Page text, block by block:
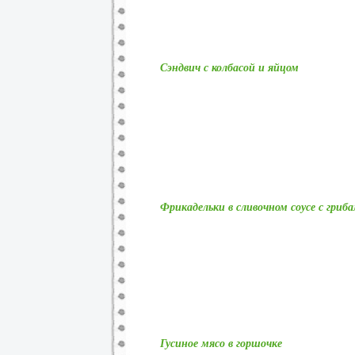
Сэндвич с колбасой и яйцом
Фрикадельки в сливочном соусе с
Гусиное мясо в горшочке